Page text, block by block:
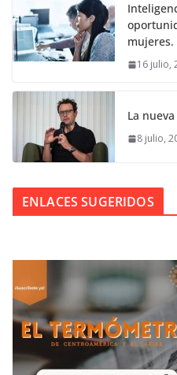
mujeres.
16 julio,
La
8 julio,
ENLACES SUGERIDOS